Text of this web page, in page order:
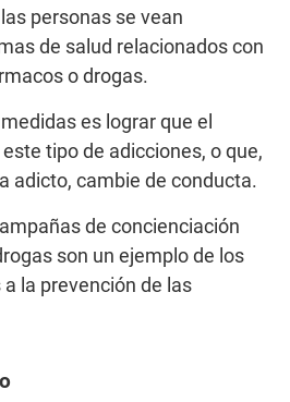
personas se vean
de salud relacionados con
o drogas.
es lograr que el
tipo de adicciones, o que,
adicto, cambie de conducta.
de concienciación
son un ejemplo de los
la prevención de las